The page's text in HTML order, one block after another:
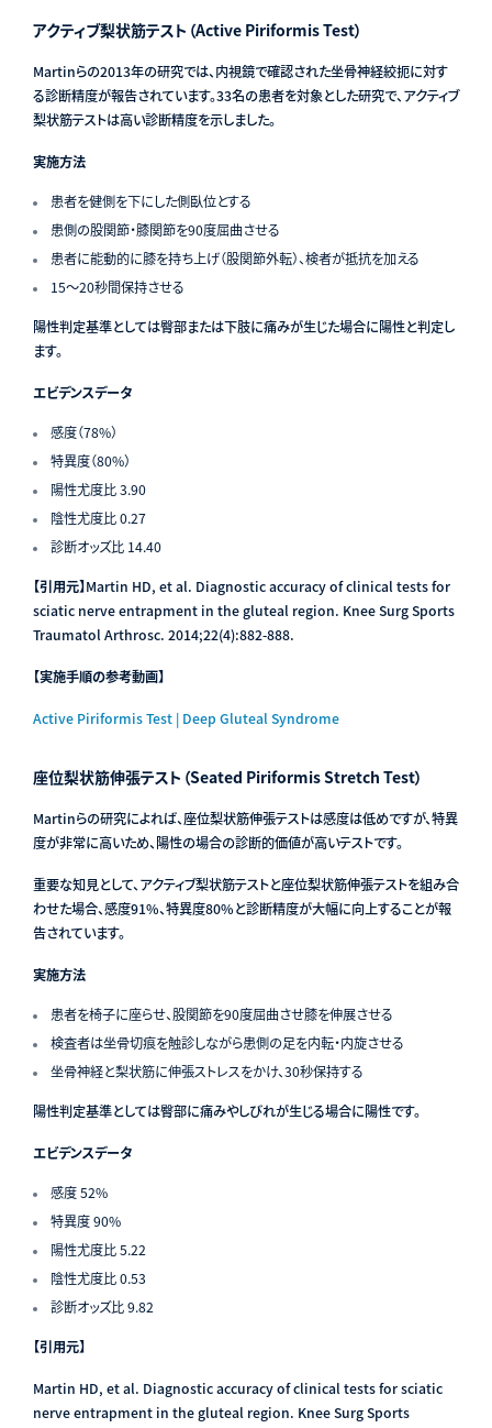
アクティブ梨状筋テスト（Active Piriformis Test）
Martinらの2013年の研究では、内視鏡で確認された坐骨神経絞扼に対す
る診断精度が報告されています。33名の患者を対象とした研究で、アクティブ
梨状筋テストは高い診断精度を示しました。
実施方法
患者を健側を下にした側臥位とする
患側の股関節・膝関節を90度屈曲させる
患者に能動的に膝を持ち上げ（股関節外転）、検者が抵抗を加える
15〜20秒間保持させる
陽性判定基準としては臀部または下肢に痛みが生じた場合に陽性と判定し
ます。
エビデンスデータ
感度（78%）
特異度（80%）
陽性尤度比 3.90
陰性尤度比 0.27
診断オッズ比 14.40
【引用元】Martin HD, et al. Diagnostic accuracy of clinical tests for
sciatic nerve entrapment in the gluteal region. Knee Surg Sports
Traumatol Arthrosc. 2014;22(4):882-888.
【実施手順の参考動画】
Active Piriformis Test | Deep Gluteal Syndrome
座位梨状筋伸張テスト（Seated Piriformis Stretch Test）
Martinらの研究によれば、座位梨状筋伸張テストは感度は低めですが、特異
度が非常に高いため、陽性の場合の診断的価値が高いテストです。
重要な知見として、アクティブ梨状筋テストと座位梨状筋伸張テストを組み合
わせた場合、感度91%、特異度80%と診断精度が大幅に向上することが報
告されています。
実施方法
患者を椅子に座らせ、股関節を90度屈曲させ膝を伸展させる
検査者は坐骨切痕を触診しながら患側の足を内転・内旋させる
坐骨神経と梨状筋に伸張ストレスをかけ、30秒保持する
陽性判定基準としては臀部に痛みやしびれが生じる場合に陽性です。
エビデンスデータ
感度 52%
特異度 90%
陽性尤度比 5.22
陰性尤度比 0.53
診断オッズ比 9.82
【引用元】
Martin HD, et al. Diagnostic accuracy of clinical tests for sciatic
nerve entrapment in the gluteal region. Knee Surg Sports